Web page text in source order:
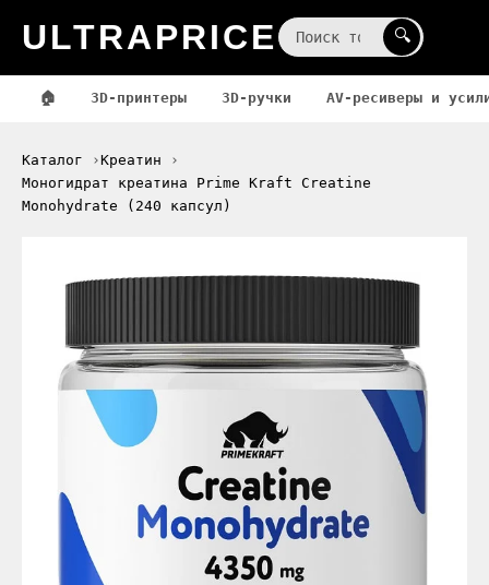
ULTRAPRICE 🔍
🏠 3D-принтеры 3D-ручки AV-ресиверы и
Каталог
Креатин
Моногидрат креатина Prime Kraft Creatine
Monohydrate (240 капсул)